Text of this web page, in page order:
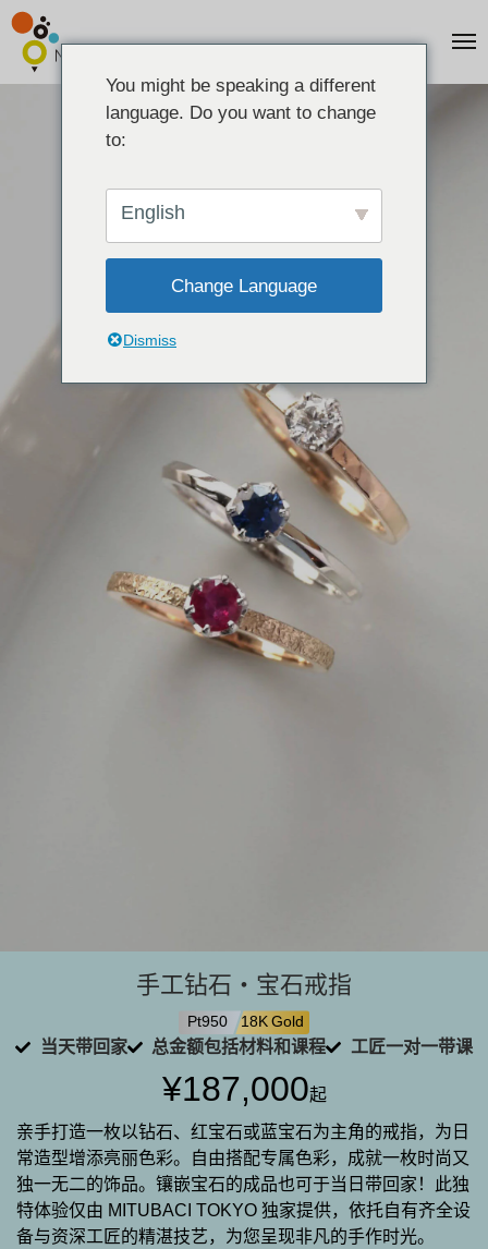
手工钻石・宝石戒指
Pt950 18K Gold
当天带回家 总金额包括材料和课程 工匠一对一带课
¥187,000起
亲手打造一枚以钻石、红宝石或蓝宝石为主角的戒指，为日
常造型增添亮丽色彩。自由搭配专属色彩，成就一枚时尚又
独一无二的饰品。镶嵌宝石的成品也可于当日带回家！此独
特体验仅由 MITUBACI TOKYO 独家提供，依托自有齐全设
备与资深工匠的精湛技艺，为您呈现非凡的手作时光。
You might be speaking a different
language. Do you want to change
to:
English
Change Language
Dismiss